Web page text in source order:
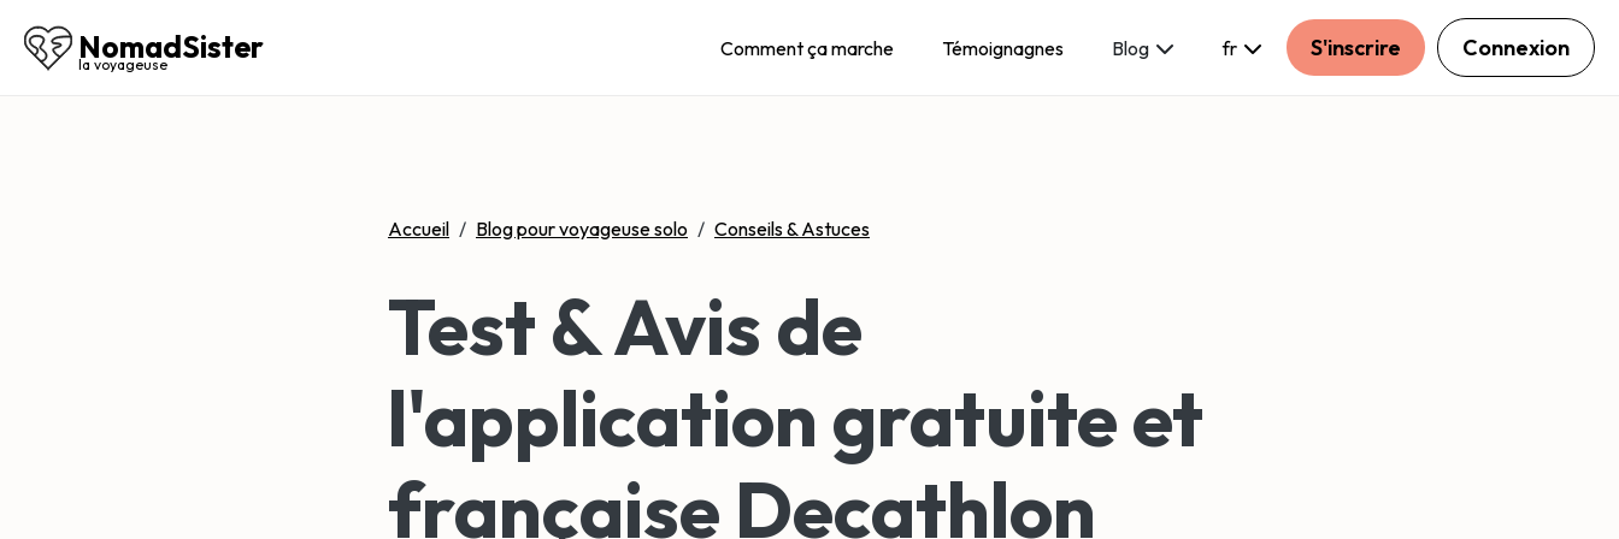
NomadSister
la voyageuse
Comment ça marche Témoignagnes Blog fr S'inscrire Connexion
Accueil / Blog pour voyageuse solo / Conseils & Astuces
Test & Avis de
l'application gratuite et
française Decathlon